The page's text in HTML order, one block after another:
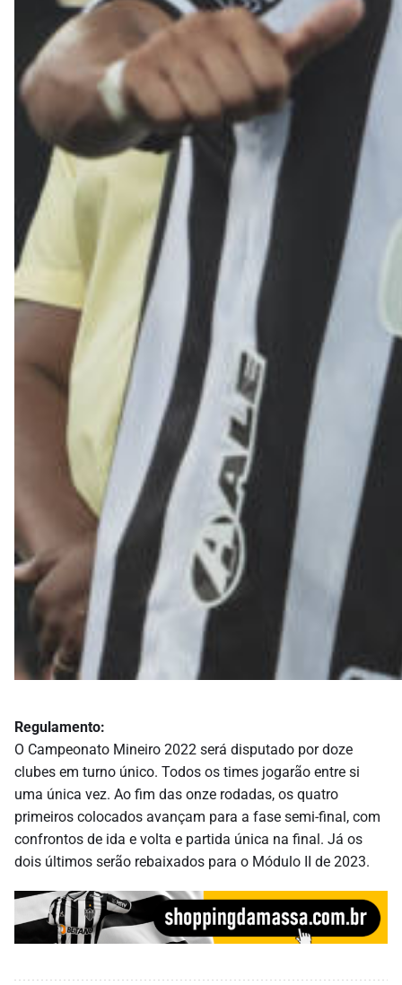
Regulamento:
O Campeonato Mineiro 2022 será disputado por doze
clubes em turno único. Todos os times jogarão entre si
uma única vez. Ao fim das onze rodadas, os quatro
primeiros colocados avançam para a fase semi-final, com
confrontos de ida e volta e partida única na final. Já os
dois últimos serão rebaixados para o Módulo II de 2023.